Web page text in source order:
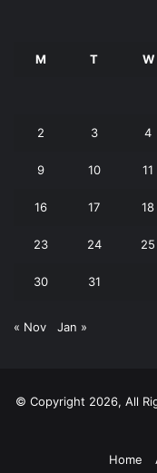
M T W
2 3 4
9 10 11
16 17 18
23 24 25
30 31
« Nov Jan »
© Copyright 2026, All
Home